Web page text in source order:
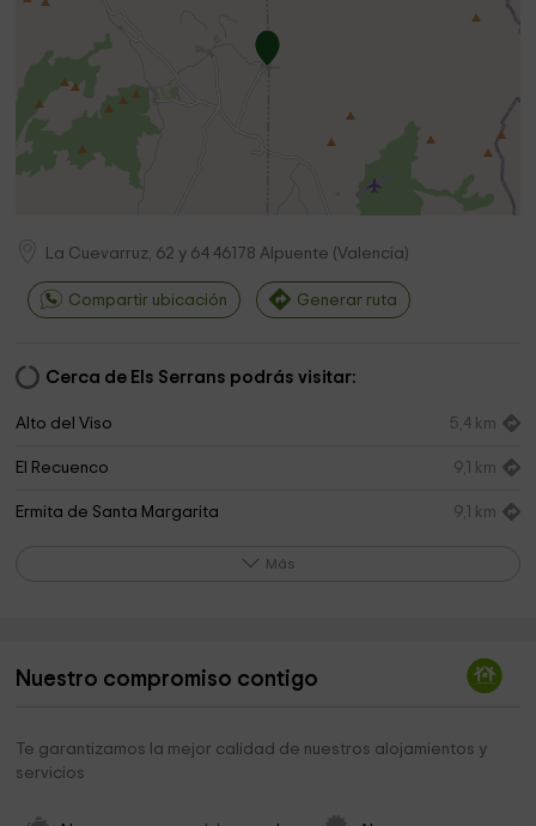
La Cuevarruz, 62 y 64 46178 Alpuente (Valencia)
Compartir ubicación Generar ruta
Cerca de Els Serrans podrás visitar:
Alto del Viso 5,4 km
El Recuenco 9,1 km
Ermita de Santa Margarita 9,1 km
Ermita de Santa Catalina Mártir
Iglesia de San Cosme y San Damián 9,9 km
Fuente del Pino
Fuente del Ramo
Más
Nuestro compromiso contigo
Te garantizamos la mejor calidad de nuestros alojamientos y
servicios